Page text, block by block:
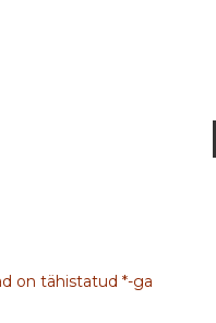
on tähistatud *-ga